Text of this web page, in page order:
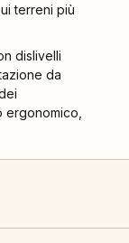
terreni più
dislivelli
da
ergonomico,